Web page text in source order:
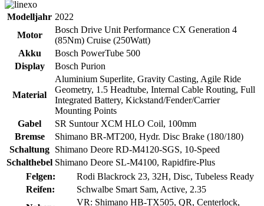
Modelljahr 2022
Motor
Bosch Drive Unit Performance CX Generation 4
(85Nm) Cruise (250Watt)
Akku
Bosch PowerTube 500
Display
Bosch Purion
Material
Aluminium Superlite, Gravity Casting, Agile Ride
Geometry, 1.5 Headtube, Internal Cable Routing, Full
Integrated Battery, Kickstand/Fender/Carrier
Mounting Points
Gabel
SR Suntour XCM HLO Coil, 100mm
Bremse
Shimano BR-MT200, Hydr. Disc Brake (180/180)
Schaltung Shimano Deore RD-M4120-SGS, 10-Speed
Schalthebel Shimano Deore SL-M4100, Rapidfire-Plus
Felgen:
Rodi Blackrock 23, 32H, Disc, Tubeless Ready
Reifen:
Schwalbe Smart Sam, Active, 2.35
VR: Shimano HB-TX505, QR, Centerlock,